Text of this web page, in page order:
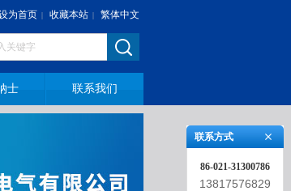
为首页 | 收藏本站 | 繁体中文
士 联系我们
联系方式
86-021-31300786
13817576829